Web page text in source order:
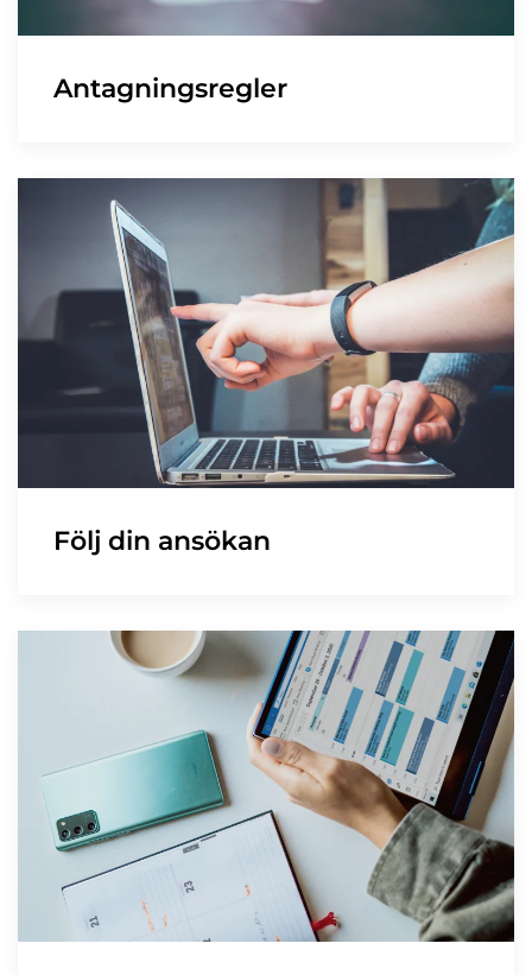
Antagningsregler
Följ din ansökan